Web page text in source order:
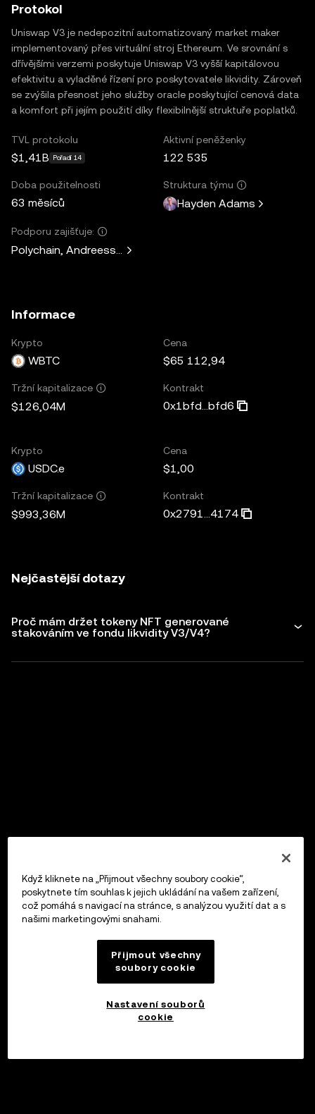
Protokol
Uniswap V3 je nedepozitní automatizovaný market maker
implementovaný přes virtuální stroj Ethereum. Ve srovnání s
dřívějšími verzemi poskytuje Uniswap V3 vyšší kapitálovou
efektivitu a vyladěné řízení pro poskytovatele likvidity. Zároveň
se zvýšila přesnost jeho služby oracle poskytující cenová data
a komfort při jejím použití díky flexibilnější struktuře poplatků.
TVL protokolu
$1,41B Pořadí 14
Aktivní peněženky
122 535
Doba použitelnosti
63 měsíců
Struktura týmu
Hayden Adams
Podporu zajišťuje:
Polychain, Andreessen Horowitz, Paradigm, Variant Fund,
Informace
Krypto
WBTC
Cena
$65 112,94
Tržní kapitalizace
$126,04M
Kontrakt
0x1bfd...bfd6
Krypto
USDC.e
Cena
$1,00
Tržní kapitalizace
$993,36M
Kontrakt
0x2791...4174
Nejčastější dotazy
Proč mám držet tokeny NFT generované
stakováním ve fondu likvidity V3/V4?
Když kliknete na „Přijmout všechny soubory cookie“,
poskytnete tím souhlas k jejich ukládání na vašem zařízení,
což pomáhá s navigací na stránce, s analýzou využití dat a s
našimi marketingovými snahami.
Přijmout všechny
soubory cookie
Nastavení souborů
cookie